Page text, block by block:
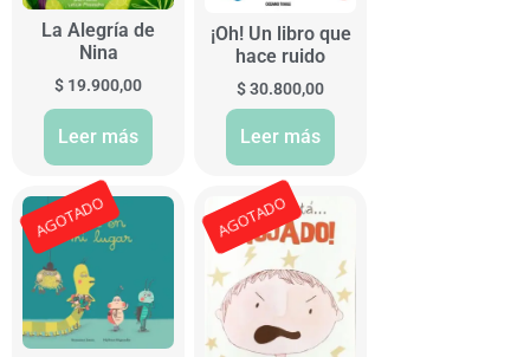
La Alegría de
Nina
$ 19.900,00
Leer más
¡Oh! Un libro que
hace ruido
$30.800,00
Leer más
AGOTADO AGOTADO